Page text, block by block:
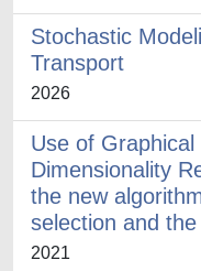
Stochastic
Transport
2026
Use of
Dimensionality
the new
selection and
2021